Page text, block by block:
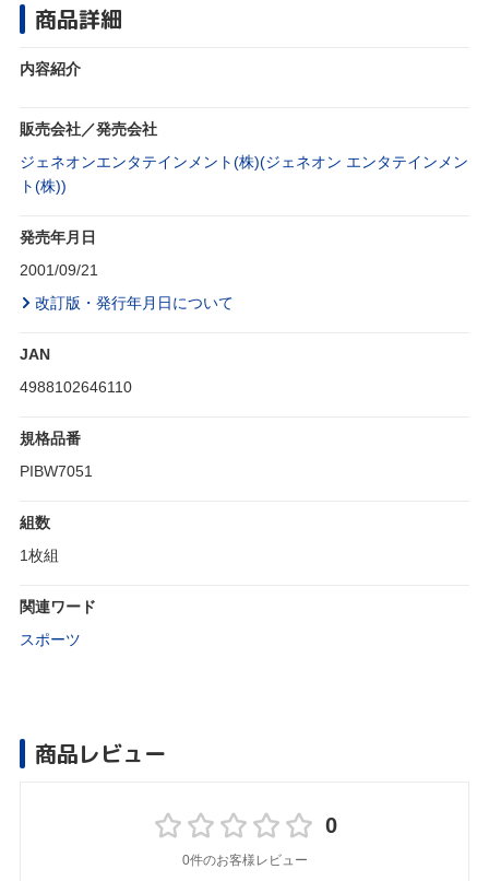
商品詳細
内容紹介
販売会社／発売会社
ジェネオンエンタテインメント(株)(ジェネオン エンタテインメン
ト(株))
発売年月日
2001/09/21
改訂版・発行年月日について
JAN
4988102646110
規格品番
PIBW7051
組数
1枚組
関連ワード
スポーツ
商品レビュー
0
0件のお客様レビュー